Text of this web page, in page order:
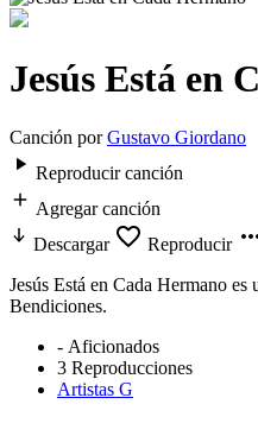
Jesús Está en
Canción porGustavo Giordano
Reproducir canción
Agregar canción
Descargar
Reproducir
Jesús Está en Cada Hermano
Bendiciones.
- Aficionados
3 Reproducciones
Artistas G